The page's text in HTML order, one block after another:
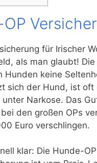
für Irischer
als man glaubt!
Hunden keine
sich der Hund, ist
Narkose. Das
den großen OPs
Euro verschlingen.
klar: Die Hunde-